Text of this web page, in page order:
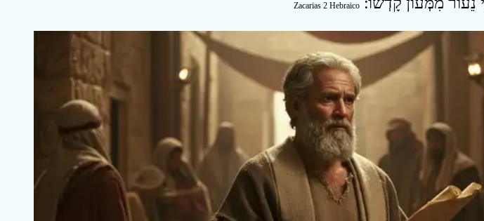
Zacarias 2 Hebraico